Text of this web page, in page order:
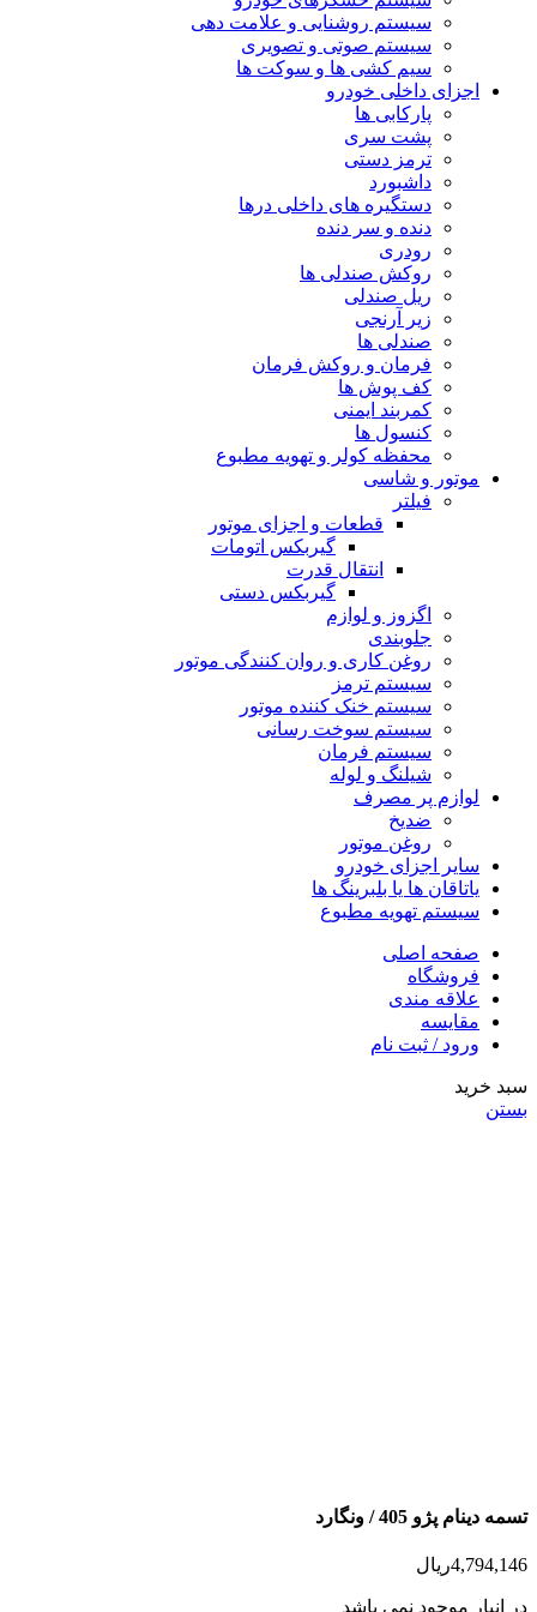
سیستم روشنایی و علامت دهی
سیستم صوتی و تصویری
سیم کشی ها و سوکت ها
اجزای داخلی خودرو
پارکابی ها
پشت سری
ترمز دستی
داشبورد
دستگیره های داخلی درها
دنده و سر دنده
رودری
روکش صندلی ها
ریل صندلی
زیر آرنجی
صندلی ها
فرمان و روکش فرمان
کف پوش ها
کمربند ایمنی
کنسول ها
محفظه کولر و تهویه مطبوع
موتور و شاسی
فیلتر
قطعات و اجزای موتور
گیربکس اتومات
انتقال قدرت
گیربکس دستی
اگزوز و لوازم
جلوبندی
روغن کاری و روان کنندگی موتور
سیستم ترمز
سیستم خنک کننده موتور
سیستم سوخت رسانی
سیستم فرمان
شیلنگ و لوله
لوازم پر مصرف
ضدیخ
روغن موتور
سایر اجزای خودرو
یاتاقان ها یا بلبرینگ ها
سیستم تهویه مطبوع
صفحه اصلی
فروشگاه
علاقه مندی
مقایسه
ورود / ثبت نام
سبد خرید
بستن
تسمه دینام پژو 405 / ونگارد
4,794,146ریال
در انبار موجود نمی باشد